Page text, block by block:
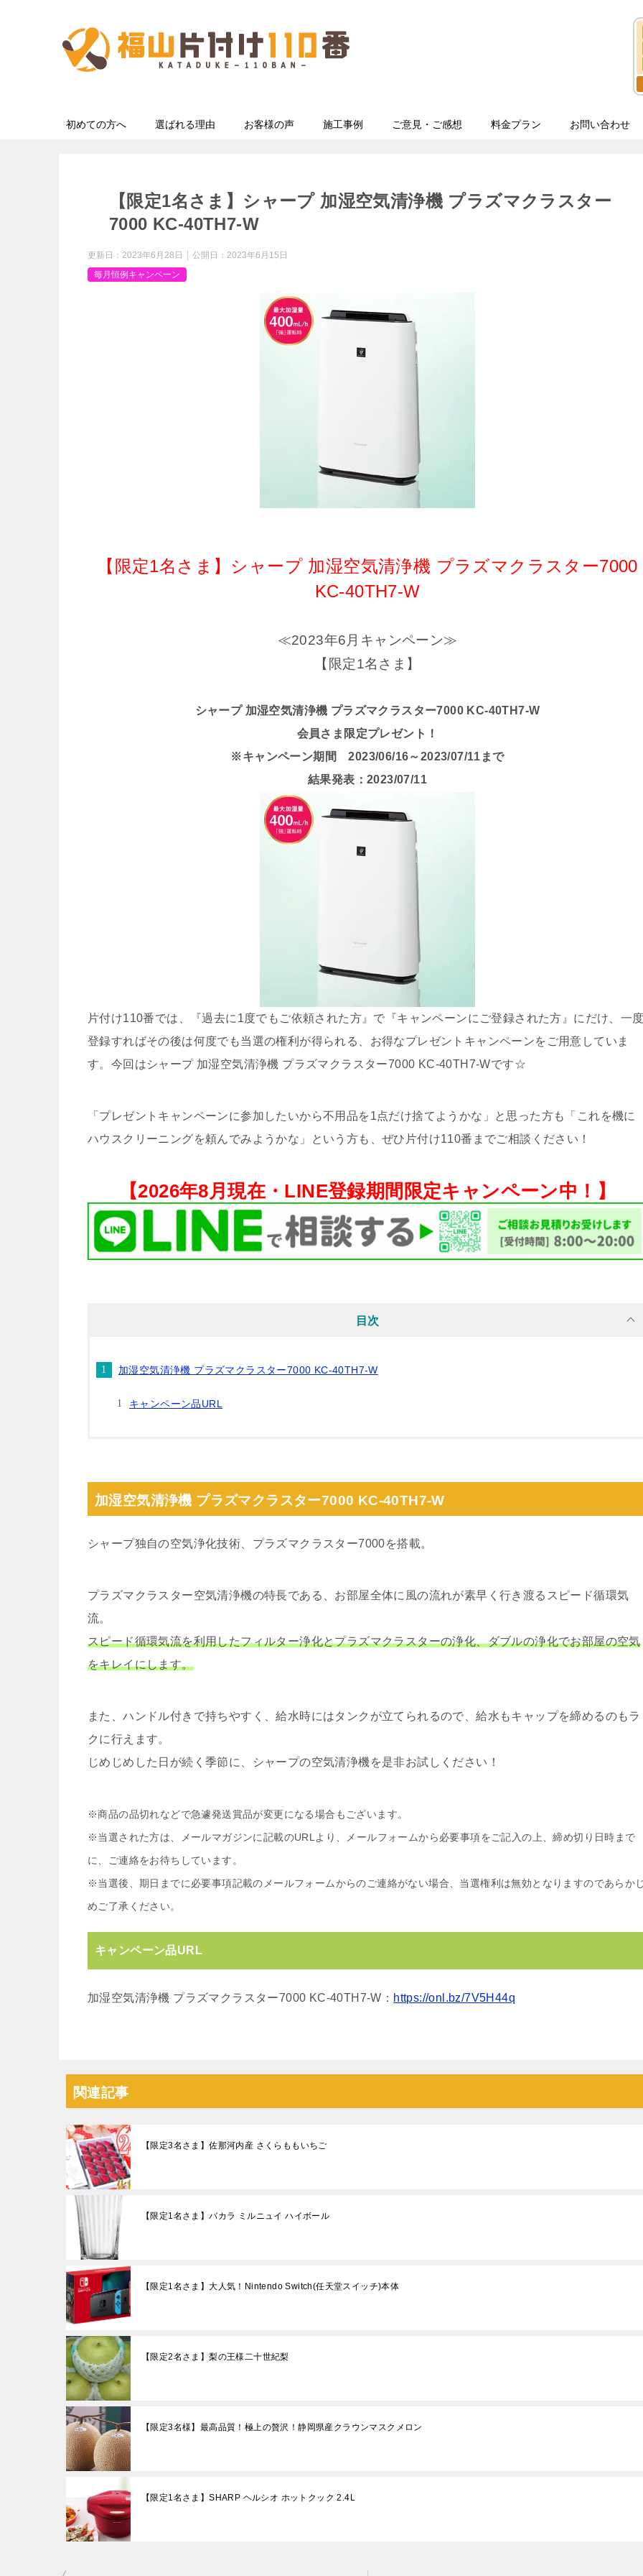
初めての方へ 選ばれる理由 お客様の声 施工事例 ご意見・ご感想 料金プラン お問い合わせ
【限定1名さま】シャープ 加湿空気清浄機 プラズマクラスター
7000 KC-40TH7-W
更新日： 2023年6月28日 公開日： 2023年6月15日
毎月恒例キャンペーン
【限定1名さま】シャープ 加湿空気清浄機 プラズマクラスター7000
KC-40TH7-W
≪2023年6月キャンペーン≫
【限定1名さま】
シャープ 加湿空気清浄機 プラズマクラスター7000 KC-40TH7-W
会員さま限定プレゼント！
※キャンペーン期間 2023/06/16～2023/07/11まで
結果発表：2023/07/11
片付け110番では、『過去に1度でもご依頼された方』で『キャンペーンにご登録された方』にだけ、一度
登録すればその後は何度でも当選の権利が得られる、お得なプレゼントキャンペーンをご用意していま
す。今回はシャープ 加湿空気清浄機 プラズマクラスター7000 KC-40TH7-Wです☆
「プレゼントキャンペーンに参加したいから不用品を1点だけ捨てようかな」と思った方も「これを機に
ハウスクリーニングを頼んでみようかな」という方も、ぜひ片付け110番までご相談ください！
【2026年8月現在・ LINE登録期間限定キャンペーン中！】
目次
加湿空気清浄機 プラズマクラスター7000 KC-40TH7-W
キャンペーン品URL
加湿空気清浄機 プラズマクラスター7000 KC-40TH7-W
シャープ独自の空気浄化技術、プラズマクラスター7000を搭載。
プラズマクラスター空気清浄機の特長である、お部屋全体に風の流れが素早く行き渡るスピード循環気
流。
スピード循環気流を利用したフィルター浄化とプラズマクラスターの浄化、ダブルの浄化でお部屋の空気
をキレイにします。
また、ハンドル付きで持ちやすく、給水時にはタンクが立てられるので、給水もキャップを締めるのもラ
クに行えます。
じめじめした日が続く季節に、シャープの空気清浄機を是非お試しください！
※商品の品切れなどで急遽発送賞品が変更になる場合もございます。
※当選された方は、メールマガジンに記載のURLより、メールフォームから必要事項をご記入の上、締め切り日時まで
に、ご連絡をお待ちしています。
※当選後、期日までに必要事項記載のメールフォームからのご連絡がない場合、当選権利は無効となりますのであらかじ
めご了承ください。
キャンペーン品URL
加湿空気清浄機 プラズマクラスター7000 KC-40TH7-W： https://onl.bz/7V5H44q
関連記事
【限定3名さま】佐那河内産 さくらももいちご
【限定1名さま】バカラ ミルニュイ ハイボール
【限定1名さま】大人気！Nintendo Switch(任天堂スイッチ)本体
【限定2名さま】梨の王様二十世紀梨
【限定3名様】最高品質！極上の贅沢！静岡県産クラウンマスクメロン
【限定1名さま】SHARP ヘルシオ ホットクック 2.4L